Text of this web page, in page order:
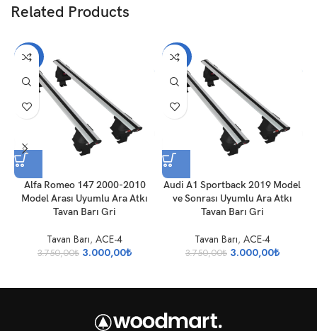
Related Products
-20%
Alfa Romeo 147 2000-2010
Model Arası Uyumlu Ara Atkı
Tavan Barı Gri
Tavan Barı, ACE-4
3.750,00₺ 3.000,00₺
-20%
Audi A1 Sportback 2019 Model
ve Sonrası Uyumlu Ara Atkı
Tavan Barı Gri
Tavan Barı, ACE-4
3.750,00₺ 3.000,00₺